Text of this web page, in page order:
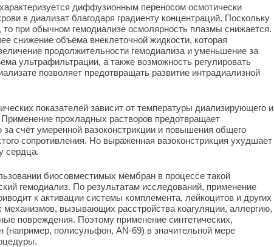
диффузионным переносом осмотически
в диализат благодаря градиенту концентраций. Поскольку
то при обычном гемодиализе осмолярность плазмы снижается.
снижение объёма внеклеточной жидкости, которая
продолжительности гемодиализа и уменьшение за
ультрафильтрации, а также возможность регулировать
позволяет предотвращать развитие интрадиализной
показателей зависит от температуры диализирующего и
прохладных растворов предотвращает
за счёт умеренной вазоконстрикции и повышения общего
сопротивления. Но выраженная вазоконстрикция ухудшает
сердца.
биосовместимых мембран в процессе такой
гемодиализ. По результатам исследований, применение
к активации системы комплемента, лейкоцитов и других
механизмов, вызывающих расстройства коагуляции, аллергию,
повреждения. Поэтому применение синтетических,
полисульфон, AN-69) в значительной мере